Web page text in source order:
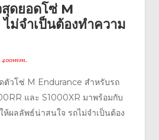
ดยอดโซ่ M
ม่จำเป็นต้องทำความ
400mm.
ตัวโซ่ M Endurance สำหรับรถ
และ S1000XR มาพร้อมกับ
ผลลัพธ์น่าสนใจ รถไม่จำเป็นต้อง